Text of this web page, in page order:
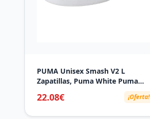
PUMA Unisex Smash V2 L
Zapatillas, Puma White Puma
22.08€ ¡Oferta!